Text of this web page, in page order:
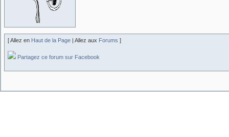
[ Allez en Haut de la Page | Allez aux Forums ]
Partagez ce forum sur Facebook